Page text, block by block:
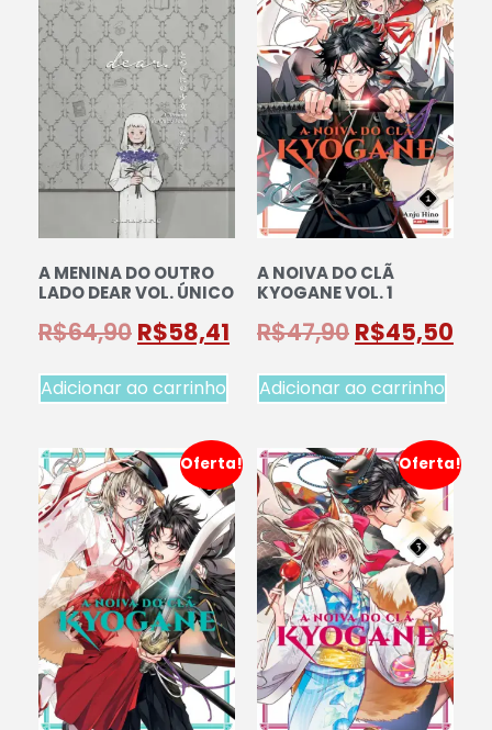
A MENINA DO OUTRO
LADO DEAR VOL. ÚNICO
R$64,90 R$58,41
Adicionar ao carrinho
A NOIVA DO CLÃ
KYOGANE VOL. 1
R$47,90 R$45,50
Adicionar ao carrinho
Oferta! Oferta!